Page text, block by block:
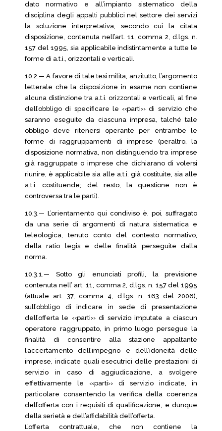
dato normativo e all’impianto sistematico della
disciplina degli appalti pubblici nel settore dei servizi
la soluzione interpretativa, secondo cui la citata
disposizione, contenuta nell’art. 11, comma 2, d.lgs. n.
157 del 1995, sia applicabile indistintamente a tutte le
forme di a.t.i., orizzontali e verticali.
10.2.— A favore di tale tesi milita, anzitutto, l’argomento
letterale che la disposizione in esame non contiene
alcuna distinzione tra a.t.i. orizzontali e verticali, al fine
dell’obbligo di specificare le ‹‹parti›› di servizio che
saranno eseguite da ciascuna impresa, talché tale
obbligo deve ritenersi operante per entrambe le
forme di raggruppamenti di imprese (peraltro, la
disposizione normativa, non distinguendo tra imprese
già raggruppate o imprese che dichiarano di volersi
riunire, è applicabile sia alle a.t.i. già costituite, sia alle
a.t.i. costituende; del resto, la questione non è
controversa tra le parti).
10.3.— L’orientamento qui condiviso è, poi, suffragato
da una serie di argomenti di natura sistematica e
teleologica, tenuto conto del contesto normativo,
della ratio legis e delle finalità perseguite dalla
norma.
10.3.1.— Sotto gli enunciati profili, la previsione
contenuta nell’ art. 11, comma 2, d.lgs. n. 157 del 1995
(attuale art. 37, comma 4, d.lgs. n. 163 del 2006),
sull’obbligo di indicare in sede di presentazione
dell’offerta le ‹‹parti›› di servizio imputate a ciascun
operatore raggruppato, in primo luogo persegue la
finalità di consentire alla stazione appaltante
l’accertamento dell’impegno e dell’idoneità delle
imprese, indicate quali esecutrici delle prestazioni di
servizio in caso di aggiudicazione, a svolgere
effettivamente le ‹‹parti›› di servizio indicate, in
particolare consentendo la verifica della coerenza
dell’offerta con i requisiti di qualificazione, e dunque
della serietà e dell’affidabilità dell’offerta.
L’offerta contrattuale, che non contiene la